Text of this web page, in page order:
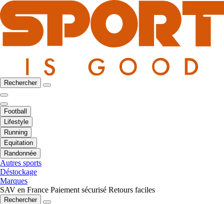
Rechercher
Football
Lifestyle
Running
Equitation
Randonnée
Autres sports
Déstockage
Marques
SAV en France Paiement sécurisé Retours faciles
Rechercher